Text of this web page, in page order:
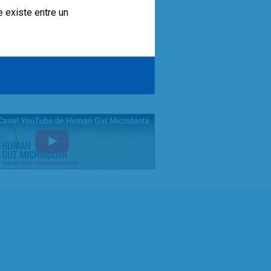
existe entre un